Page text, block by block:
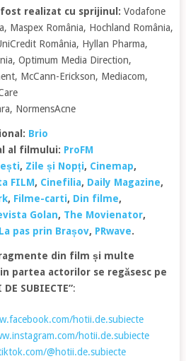
fost realizat cu sprijinul: Vodafone
Maspex România, Hochland România,
România, Hyllan Pharma,
Optimum Media Direction,
McCann-Erickson, Mediacom,
NormensAcne
Brio
al filmului: ProFM
, Zile și Nopți, Cinemap,
FILM, Cinefilia, Daily Magazine,
, Filme-carti, Din filme,
Golan, The Movienator,
La pas prin Brașov, PRwave.
din film și multe
partea actorilor se regăsesc pe
SUBIECTE”:
hotii.de.subiecte
hotii.de.subiecte
@hotii.de.subiecte